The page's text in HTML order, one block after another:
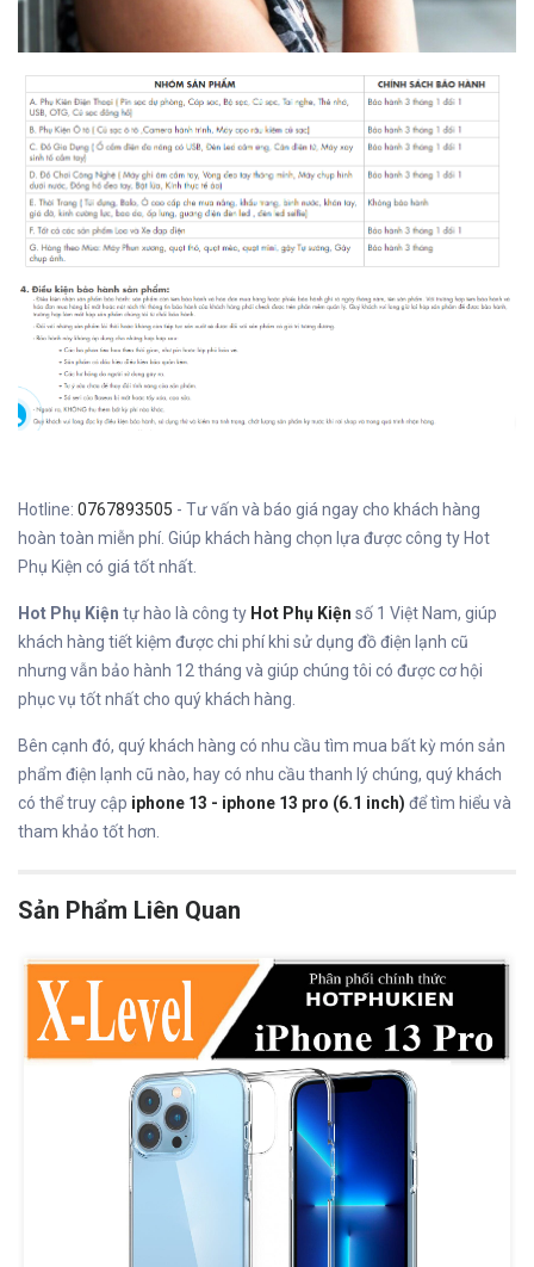
Hotline: 0767893505 - Tư vấn và báo giá ngay cho khách hàng
hoàn toàn miễn phí. Giúp khách hàng chọn lựa được công ty Hot
Phụ Kiện có giá tốt nhất.
Hot Phụ Kiện tự hào là công ty Hot Phụ Kiện số 1 Việt Nam, giúp
khách hàng tiết kiệm được chi phí khi sử dụng đồ điện lạnh cũ
nhưng vẫn bảo hành 12 tháng và giúp chúng tôi có được cơ hội
phục vụ tốt nhất cho quý khách hàng.
Bên cạnh đó, quý khách hàng có nhu cầu tìm mua bất kỳ món sản
phẩm điện lạnh cũ nào, hay có nhu cầu thanh lý chúng, quý khách
có thể truy cập iphone 13 - iphone 13 pro (6.1 inch) để tìm hiểu và
tham khảo tốt hơn.
Sản Phẩm Liên Quan